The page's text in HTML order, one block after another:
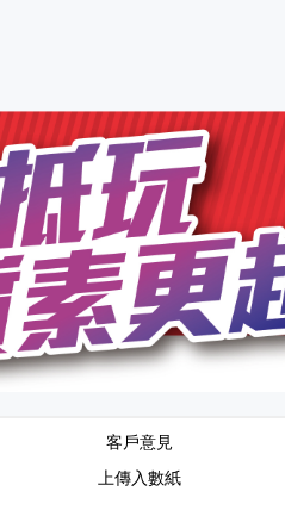
客戶意見
上傳入數紙